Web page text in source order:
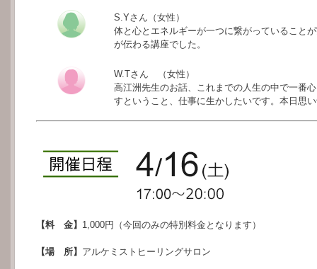
S.Yさん（女性）
体と心とエネルギーが一つに繋がっていること
が伝わる講座でした。
W.Tさん （女性）
高江洲先生のお話、これまでの人生の中で一番
すということ、仕事に生かしたいです。本日思
【料 金】 1,000円（今回のみの特別料金となります）
【場 所】 アルケミストヒーリングサロン